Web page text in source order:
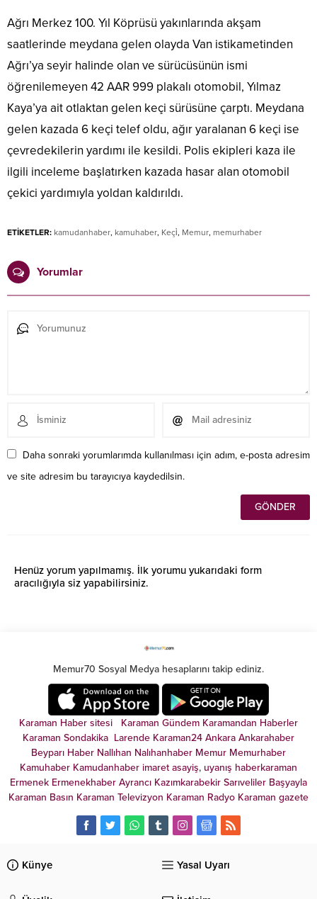
Ağrı Merkez 100. Yıl Köprüsü yakınlarında akşam
saatlerinde meydana gelen olayda Van istikametinden
Ağrı’ya seyir halinde olan ve sürücüsünün ismi
öğrenilemeyen 42 AAR 999 plakalı otomobil, Yılmaz
Kaya’ya ait otlaktan gelen keçi sürüsüne çarptı. Meydana
gelen kazada 6 keçi telef oldu, ağır yaralanan 6 keçi ise
çevredekilerin yardımı ile kesildi. Polis ekipleri kaza ile
ilgili inceleme başlatırken kazada hasar alan otomobil
çekici yardımıyla yoldan kaldırıldı.
ETİKETLER: kamudanhaber, kamuhaber, Keçi̇, Memur, memurhaber
Yorumlar
Daha sonraki yorumlarımda kullanılması için adım, e-posta adresim
ve site adresim bu tarayıcıya kaydedilsin.
Henüz yorum yapılmamış. İlk yorumu yukarıdaki form
aracılığıyla siz yapabilirsiniz.
Memur70 Sosyal Medya hesaplarını takip ediniz.
Karaman Haber sitesi Karaman Gündem Karamandan Haberler
Karaman Sondakika Larende Karaman24 Ankara Ankarahaber
Beyparı Haber Nallıhan Nalıhanhaber Memur Memurhaber
Kamuhaber Kamudanhaber imaret asayiş, uyanış haberkaraman
Ermenek Ermenekhaber Ayrancı Kazımkarabekir Sarıveliler Başyayla
Karaman Basın Karaman Televizyon Karaman Radyo Karaman gazete
Künye Yasal Uyarı